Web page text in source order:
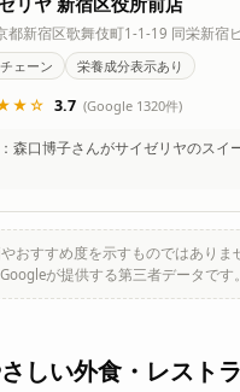
都新宿区歌舞伎町1-1-19 同栄新宿
ェーン
栄養成分表示あり
3.7 (Google 1320件)
森口博子さんがサイゼリヤのスイ
おすすめ度を示すものではありま
が提供する第三者データです。
しい外食・レスト